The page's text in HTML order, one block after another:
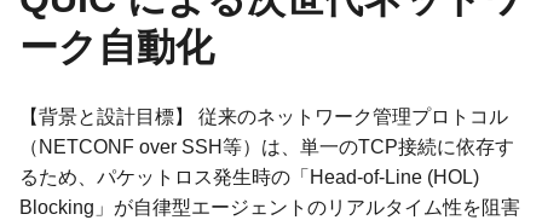
ーク自動化
【背景と設計目標】 従来のネットワーク管理プロトコル
（NETCONF over SSH等）は、単一のTCP接続に依存す
るため、パケットロス発生時の「Head-of-Line (HOL)
Blocking」が自律型エージェントのリアルタイム性を阻害